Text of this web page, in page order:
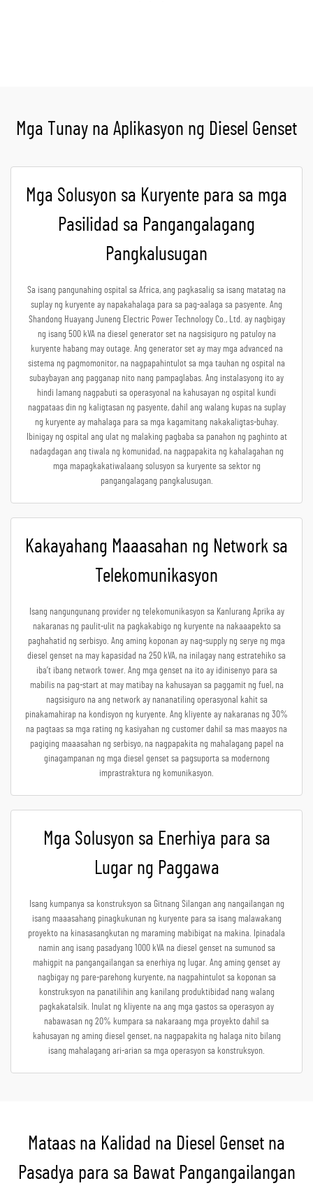
Mga Tunay na Aplikasyon ng Diesel Genset
Mga Solusyon sa Kuryente para sa mga
Pasilidad sa Pangangalagang
Pangkalusugan
Sa isang pangunahing ospital sa Africa, ang pagkasalig sa isang matatag na
suplay ng kuryente ay napakahalaga para sa pag-aalaga sa pasyente. Ang
Shandong Huayang Juneng Electric Power Technology Co., Ltd. ay nagbigay
ng isang 500 kVA na diesel generator set na nagsisiguro ng patuloy na
kuryente habang may outage. Ang generator set ay may mga advanced na
sistema ng pagmomonitor, na nagpapahintulot sa mga tauhan ng ospital na
subaybayan ang pagganap nito nang pampaglabas. Ang instalasyong ito ay
hindi lamang nagpabuti sa operasyonal na kahusayan ng ospital kundi
nagpataas din ng kaligtasan ng pasyente, dahil ang walang kupas na suplay
ng kuryente ay mahalaga para sa mga kagamitang nakakaligtas-buhay.
Ibinigay ng ospital ang ulat ng malaking pagbaba sa panahon ng paghinto at
nadagdagan ang tiwala ng komunidad, na nagpapakita ng kahalagahan ng
mga mapagkakatiwalaang solusyon sa kuryente sa sektor ng
pangangalagang pangkalusugan.
Kakayahang Maaasahan ng Network sa
Telekomunikasyon
Isang nangungunang provider ng telekomunikasyon sa Kanlurang Aprika ay
nakaranas ng paulit-ulit na pagkakabigo ng kuryente na nakaaapekto sa
paghahatid ng serbisyo. Ang aming koponan ay nag-supply ng serye ng mga
diesel genset na may kapasidad na 250 kVA, na inilagay nang estratehiko sa
iba’t ibang network tower. Ang mga genset na ito ay idinisenyo para sa
mabilis na pag-start at may matibay na kahusayan sa paggamit ng fuel, na
nagsisiguro na ang network ay nananatiling operasyonal kahit sa
pinakamahirap na kondisyon ng kuryente. Ang kliyente ay nakaranas ng 30%
na pagtaas sa mga rating ng kasiyahan ng customer dahil sa mas maayos na
pagiging maaasahan ng serbisyo, na nagpapakita ng mahalagang papel na
ginagampanan ng mga diesel genset sa pagsuporta sa modernong
imprastraktura ng komunikasyon.
Mga Solusyon sa Enerhiya para sa
Lugar ng Paggawa
Isang kumpanya sa konstruksyon sa Gitnang Silangan ang nangailangan ng
isang maaasahang pinagkukunan ng kuryente para sa isang malawakang
proyekto na kinasasangkutan ng maraming mabibigat na makina. Ipinadala
namin ang isang pasadyang 1000 kVA na diesel genset na sumunod sa
mahigpit na pangangailangan sa enerhiya ng lugar. Ang aming genset ay
nagbigay ng pare-parehong kuryente, na nagpahintulot sa koponan sa
konstruksyon na panatilihin ang kanilang produktibidad nang walang
pagkakatalsik. Inulat ng kliyente na ang mga gastos sa operasyon ay
nabawasan ng 20% kumpara sa nakaraang mga proyekto dahil sa
kahusayan ng aming diesel genset, na nagpapakita ng halaga nito bilang
isang mahalagang ari-arian sa mga operasyon sa konstruksyon.
Mataas na Kalidad na Diesel Genset na
Pasadya para sa Bawat Pangangailangan